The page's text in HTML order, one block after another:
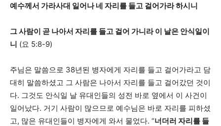
예수께서 가라사대 일어나 네 자리를 들고 걸어가라 하시니
그 사람이 곧 나아서 자리를 들고 걸어 가니라 이 날은 안식일이
니 (요 5:8-9)
주님은 말씀으로 38년된 병자에게 자리를 들고 걸어가라고 담
대히 말씀하셨고 그 사람은 나아서 자리를 들고 걸어갔던 것이
다. 그것도 안식일 날 유대인들의 성전 바로 옆에서 이 사건이
일어났다. 거기 사람이 많으므로 예수님은 바로 자리를 피하셨
고, 많은 유대인들이 병자에게 와서 물었다. “너더러 자리를 들